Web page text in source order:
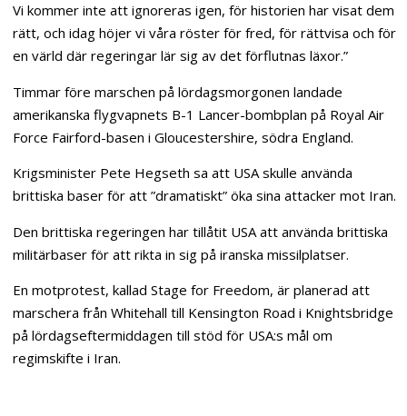
Vi kommer inte att ignoreras igen, för historien har visat dem
rätt, och idag höjer vi våra röster för fred, för rättvisa och för
en värld där regeringar lär sig av det förflutnas läxor.”
Timmar före marschen på lördagsmorgonen landade
amerikanska flygvapnets B-1 Lancer-bombplan på Royal Air
Force Fairford-basen i Gloucestershire, södra England.
Krigsminister Pete Hegseth sa att USA skulle använda
brittiska baser för att ”dramatiskt” öka sina attacker mot Iran.
Den brittiska regeringen har tillåtit USA att använda brittiska
militärbaser för att rikta in sig på iranska missilplatser.
En motprotest, kallad Stage for Freedom, är planerad att
marschera från Whitehall till Kensington Road i Knightsbridge
på lördagseftermiddagen till stöd för USA:s mål om
regimskifte i Iran.